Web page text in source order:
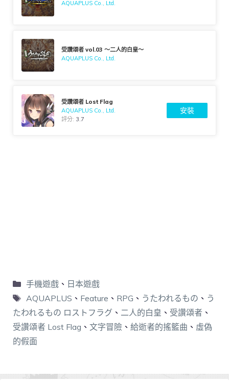
AQUAPLUS Co., Ltd.
受讚頌者 vol.03 ～二人的白皇～
AQUAPLUS Co., Ltd.
受讚頌者 Lost Flag
AQUAPLUS Co., Ltd.
評分: 3.7
安裝
手機遊戲、 日本遊戲
AQUAPLUS 、 Feature 、 RPG 、 うたわれるもの 、 う
たわれるもの ロストフラグ 、 二人的白皇 、 受讚頌者 、
受讚頌者 Lost Flag 、 文字冒險 、 給逝者的搖籃曲 、 虛偽
的假面